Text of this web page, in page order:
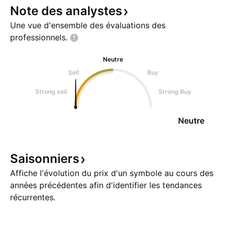
Note des analystes
Une vue d'ensemble des évaluations des
professionnels.
Neutre
Sell
Buy
Strong sell Strong Buy
Neutre
Saisonniers
Affiche l'évolution du prix d'un symbole au cours des
années précédentes afin d'identifier les tendances
récurrentes.